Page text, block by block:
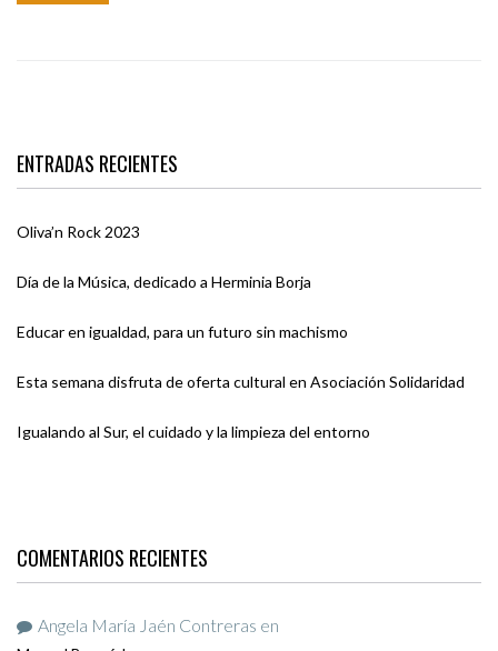
ENTRADAS RECIENTES
Oliva’n Rock 2023
Día de la Música, dedicado a Herminia Borja
Educar en igualdad, para un futuro sin machismo
Esta semana disfruta de oferta cultural en Asociación Solidaridad
Igualando al Sur, el cuidado y la limpieza del entorno
COMENTARIOS RECIENTES
Angela María Jaén Contreras en